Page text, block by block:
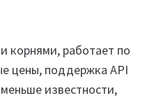
корнями, работает по
цены, поддержка API
известности,